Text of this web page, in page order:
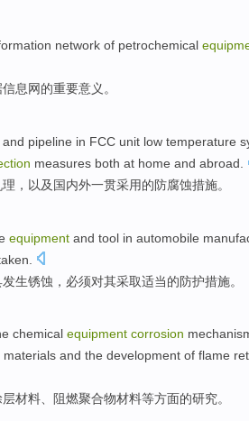
network of petrochemical
信息网的重要意义 。
and pipeline in FCC unit low temperature
measures both at home and abroad
，以及 国内外一贯采用的防腐蚀措施。
equipment and tool in automobile
发生锈蚀 ， 必须对其采取适当的防护措施。
chemical equipment corrosion
materials and the development of flame
层材料、 阻燃聚合物材料等方面的研究。